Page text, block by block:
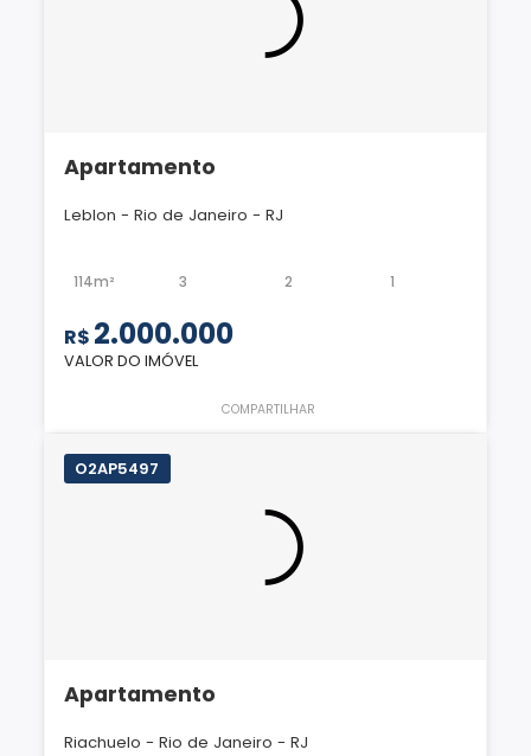
Apartamento
Leblon - Rio de Janeiro - RJ
114m² 3 2 1
R$ 2.000.000
VALOR DO IMÓVEL
COMPARTILHAR
O2AP5497
Apartamento
Riachuelo - Rio de Janeiro - RJ